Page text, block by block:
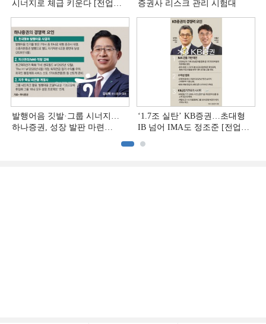
시너지로 체급 키운다 [전업계
증권사 리스크 관리 시험대
발행어음 깃발·그룹 시너지…
하나증권, 성장 발판 마련
‘1.7조 실탄’ KB증권…초대형
IB 넘어 IMA도 정조준 [전업계